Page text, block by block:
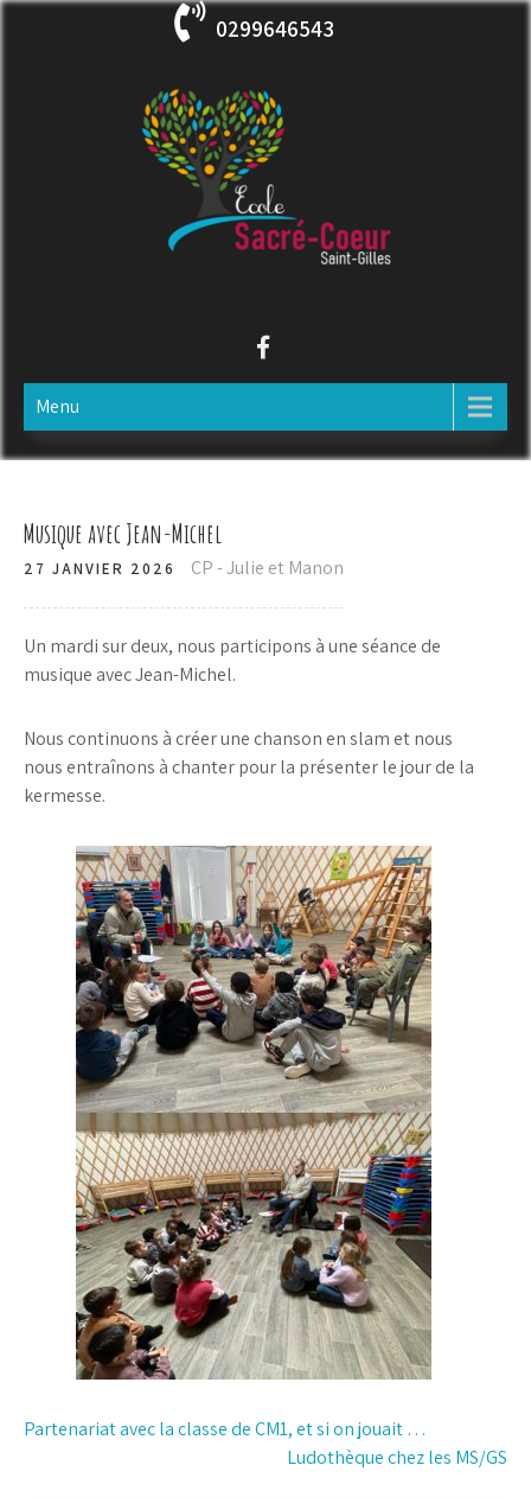
Skip
0299646543
ECOLE SACRE COEUR
Menu
Musique avec Jean-Michel
27 JANVIER 2026 CP - Julie et Manon
Un mardi sur deux, nous participons à une séance de
musique avec Jean-Michel.
Nous continuons à créer une chanson en slam et nous
nous entraînons à chanter pour la présenter le jour de la
kermesse.
Navigation
Partenariat avec la classe de CM1, et si on jouait …
Ludothèque chez les MS/GS